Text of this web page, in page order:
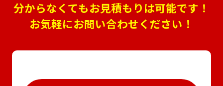
分からなくてもお見積もりは可能です！
お気軽にお問い合わせください！